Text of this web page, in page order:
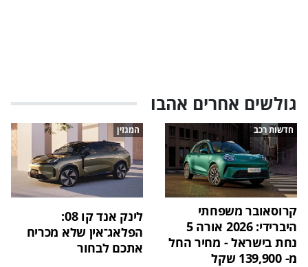
גולשים אחרים אהבו
חדשות רכב
קרוסאובר משפחתי
היברידי: 2026 אורה 5
נחת בישראל - מחיר החל
מ- 139,900 שקל
המגזין
לינק אנד קו 08:
הפלאג־אין שלא מכריח
אתכם לבחור